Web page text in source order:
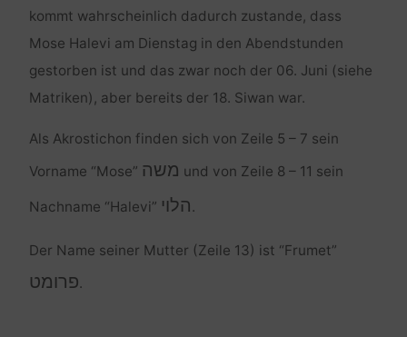
kommt wahrscheinlich dadurch zustande, dass
Mose Halevi am Dienstag in den Abendstunden
gestorben ist und das zwar noch der 06. Juni (siehe
Matriken), aber bereits der 18. Siwan war.
Als Akrostichon finden sich von Zeile 5 – 7 sein
Vorname “Mose” משה und von Zeile 8 – 11 sein
Nachname “Halevi” הלוי.
Der Name seiner Mutter (Zeile 13) ist “Frumet”
פרומט.